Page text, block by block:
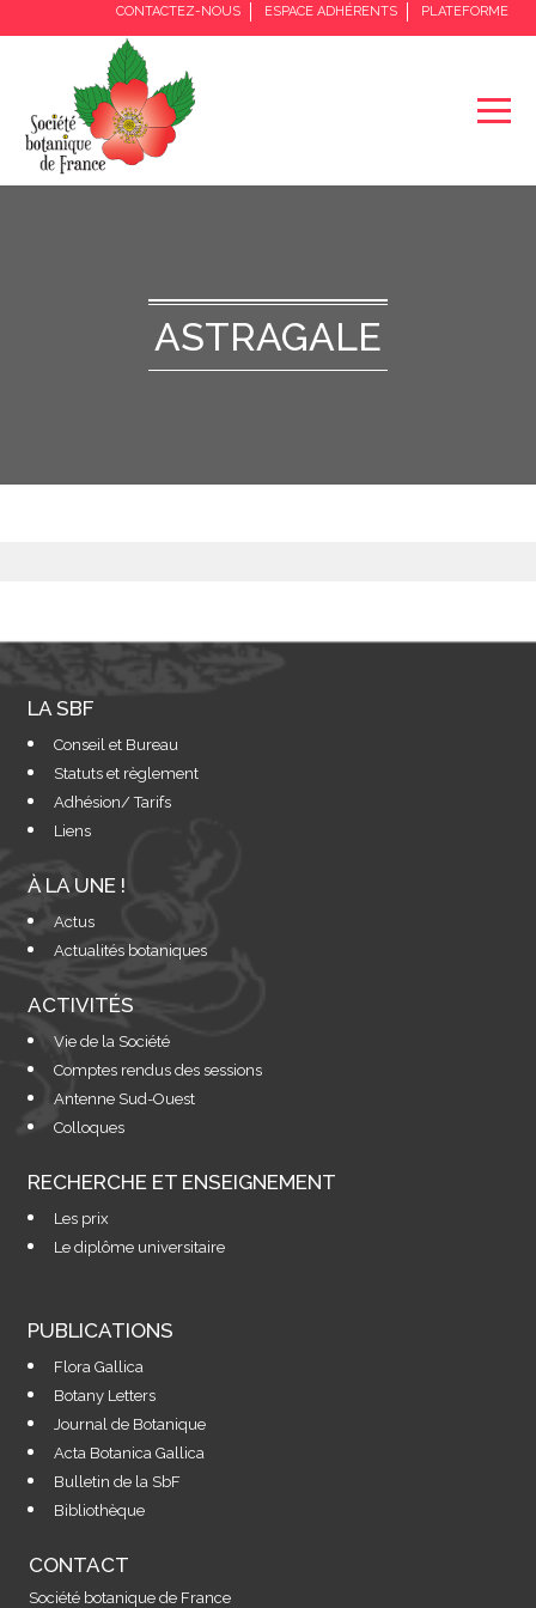
CONTACTEZ-NOUS ESPACE ADHÉRENTS PLATEFORME
ASTRAGALE
LA SBF
Conseil et Bureau
Statuts et règlement
Adhésion/ Tarifs
Liens
À LA UNE !
Actus
Actualités botaniques
ACTIVITÉS
Vie de la Société
Comptes rendus des sessions
Antenne Sud-Ouest
Colloques
RECHERCHE ET ENSEIGNEMENT
Les prix
Le diplôme universitaire
PUBLICATIONS
Flora Gallica
Botany Letters
Journal de Botanique
Acta Botanica Gallica
Bulletin de la SbF
Bibliothèque
CONTACT
Société botanique de France